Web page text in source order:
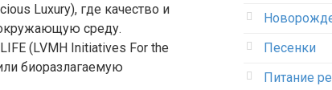
Luxury), где качество и
среду.
(LVMH Initiatives For the
биоразлагаемую
Песенки
Питание